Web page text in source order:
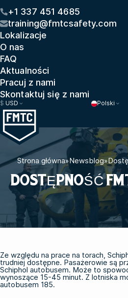
+1 337 451 4685
training@fmtcsafety.com
Lokalizacje
O nas
FAQ
Aktualności
Pracuj z nami
Skontaktuj się z nami
$ USD Polski
Strona główna»Newsblog»
DOSTĘPNOŚĆ
Ze względu na prace na torach,
trudniej dostępne. Pasażerowie są
Schiphol autobusem. Może to
wynoszące 15-45 minut. Z lotniska
autobusem 185.